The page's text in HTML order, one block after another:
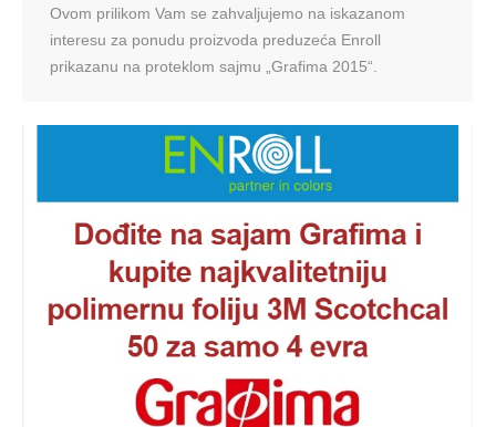
Ovom prilikom Vam se zahvaljujemo na iskazanom
interesu za ponudu proizvoda preduzeća Enroll
prikazanu na proteklom sajmu „Grafima 2015“.